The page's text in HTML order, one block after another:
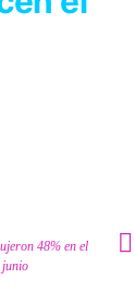
48% en el
junio